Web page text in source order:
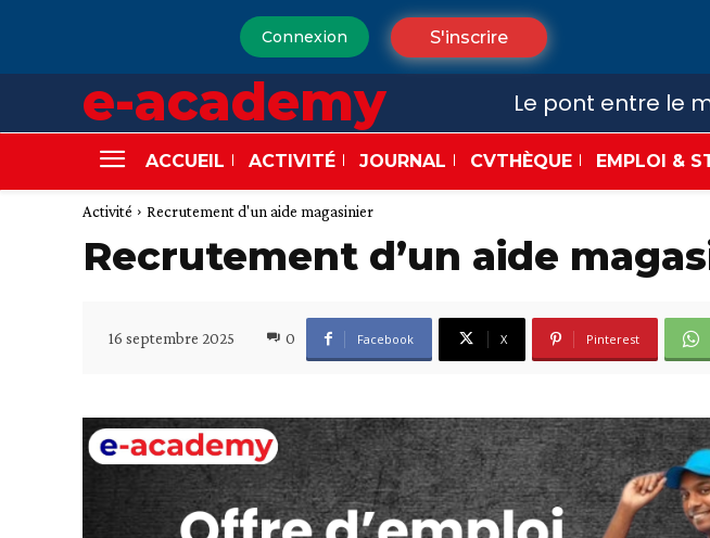
Connexion S'inscrire
e-academy Le pont entre le
ACCUEIL ACTIVITÉ JOURNAL CVTHÈQUE EMPLOI &
Activité Recrutement d'un aide magasinier
Recrutement d’un aide
16 septembre 2025 0 Facebook X Pinterest